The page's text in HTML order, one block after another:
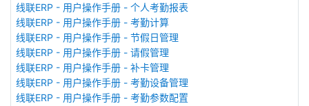
线联ERP - 用户操作手册 - 个人考勤报表
线联ERP - 用户操作手册 - 考勤计算
线联ERP - 用户操作手册 - 节假日管理
线联ERP - 用户操作手册 - 请假管理
线联ERP - 用户操作手册 - 补卡管理
线联ERP - 用户操作手册 - 考勤设备管理
线联ERP - 用户操作手册 - 考勤参数配置